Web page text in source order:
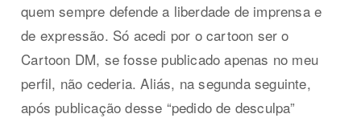
quem sempre defende a liberdade de imprensa e
de expressão. Só acedi por o cartoon ser o
Cartoon DM, se fosse publicado apenas no meu
perfil, não cederia. Aliás, na segunda seguinte,
após publicação desse “pedido de desculpa”